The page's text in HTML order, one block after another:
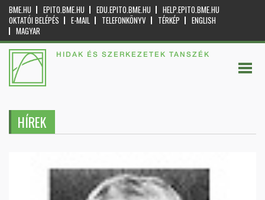
BME.HU EPITO.BME.HU EDU.EPITO.BME.HU
HELP.EPITO.BME.HU
OKTATÓI BELÉPÉS
E-MAIL TELEFONKÖNYV TÉRKÉP
ENGLISH
MAGYAR
HIDAK ÉS SZERKEZETEK TANSZÉK
HÍREK